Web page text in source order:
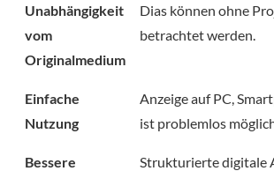
Unabhängigkeit
vom
Originalmedium
Dias können ohne
betrachtet werden.
Einfache
Nutzung
Anzeige auf PC,
ist problemlos
Bessere
Strukturierte digitale